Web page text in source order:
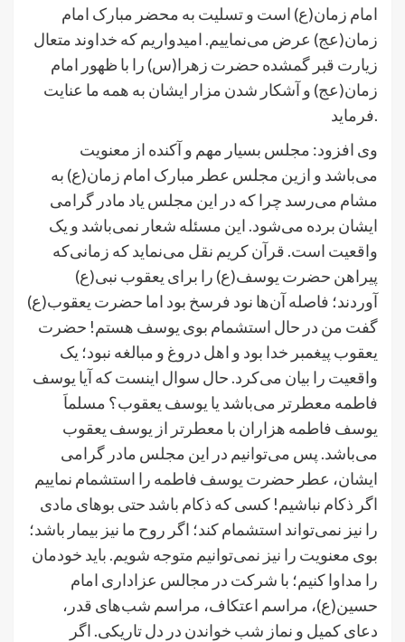
امام زمان(ع) است و تسلیت به محضر مبارک امام
زمان(عج) عرض می‌نماییم. امیدواریم که خداوند متعال
زیارت قبر گمشده حضرت زهرا(س) را با ظهور امام
زمان(عج) و آشکار شدن مزار ایشان به همه ما عنایت
فرماید.
وی افزود: مجلس بسیار مهم و آکنده از معنویت
می‌باشد و ازین مجلس عطر مبارک امام زمان(ع) به
مشام می‌رسد چرا که در این مجلس یاد مادر گرامی
ایشان برده می‌شود. این مسئله شعار نمی‌باشد و یک
واقعیت است. قرآن کریم نقل می‌نماید که زمانی‌که
پیراهن حضرت یوسف(ع) را برای یعقوب نبی(ع)
آوردند؛ فاصله آن‌ها نود فرسخ بود اما حضرت یعقوب(ع)
گفت من در حال استشمام بوی یوسف هستم! حضرت
یعقوب پیغمبر خدا بود و اهل دروغ و مبالغه نبود؛ یک
واقعیت را بیان می‌کرد. حال سوال اینست که آیا یوسف
فاطمه معطرتر می‌باشد یا یوسف یعقوب؟ مسلماَ
یوسف فاطمه هزاران با معطرتر از یوسف یعقوب
می‌باشد. پس می‌توانیم در این مجلس مادر گرامی
ایشان، عطر حضرت یوسف فاطمه را استشمام نماییم
اگر ذکام نباشیم! کسی که ذکام باشد حتی بوهای مادی
را نیز نمی‌تواند استشمام کند؛ اگر روح ما نیز بیمار باشد؛
بوی معنویت را نیز نمی‌توانیم متوجه شویم. باید خودمان
را مداوا کنیم؛ با شرکت در مجالس عزاداری امام
حسین(ع)، مراسم اعتکاف، مراسم شب‌های قدر،
دعای کمیل و نماز شب خواندن در دل تاریکی. اگر